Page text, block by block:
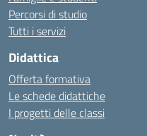
Percorsi di studio
Tutti i servizi
Didattica
Offerta formativa
Le schede didattiche
I progetti delle classi